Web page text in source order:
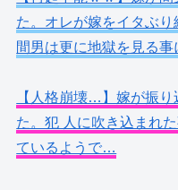
た。オレが嫁をイタぶ
間男は更に地獄を見る
【人格崩壊…】嫁が振
た。犯 人に吹き込まれ
ているようで…